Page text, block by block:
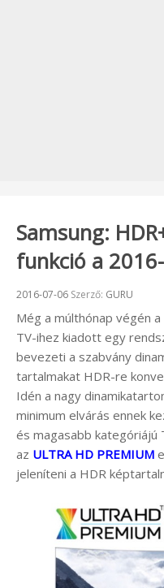
Samsung:
funkció a
Beküldve:
2016-07-06 Szerző: GURU
Még a múlthónap végén
TV-ihez kiadott egy
bevezeti a szabvány
tartalmakat HDR-re
Idén a nagy
minimum elvárás ennek
és magasabb kategóriájú
az ULTRA HD PREMIUM
jeleníteni a HDR